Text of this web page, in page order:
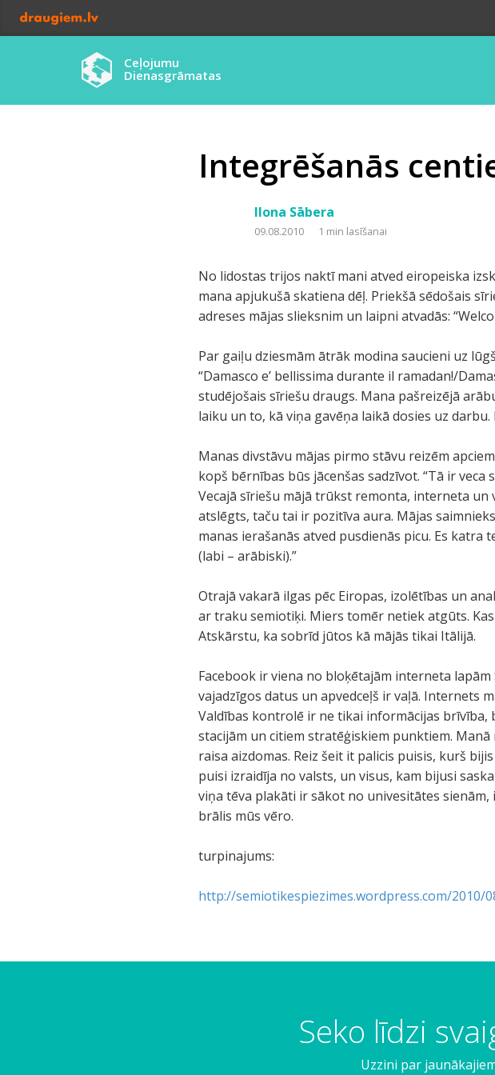
Ceļojumu
Dienasgrāmatas
Integrēšanās
Ilona Sābera
09.08.2010 1 min lasīšanai
No lidostas trijos naktī mani atved eiropeiska
mana apjukušā skatiena dēļ. Priekšā sēdošais
adreses mājas slieksnim un laipni atvadās:
Par gaiļu dziesmām ātrāk modina saucieni uz
“Damasco e’ bellissima durante il ramadan!/
studējošais sīriešu draugs. Mana pašreizējā
laiku un to, kā viņa gavēņa laikā dosies uz darbu.
Manas divstāvu mājas pirmo stāvu reizēm
kopš bērnības būs jācenšas sadzīvot. “Tā ir
Vecajā sīriešu mājā trūkst remonta, interneta
atslēgts, taču tai ir pozitīva aura. Mājas
manas ierašanās atved pusdienās picu. Es
(labi – arābiski).”
Otrajā vakarā ilgas pēc Eiropas, izolētības un
ar traku semiotiķi. Miers tomēr netiek atgūts.
Atskārstu, ka sobrīd jūtos kā mājās tikai Itālijā.
Facebook ir viena no bloķētajām interneta
vajadzīgos datus un apvedceļš ir vaļā. Internets
Valdības kontrolē ir ne tikai informācijas
stacijām un citiem stratēģiskiem punktiem.
raisa aizdomas. Reiz šeit it palicis puisis, kurš
puisi izraidīja no valsts, un visus, kam bijusi
viņa tēva plakāti ir sākot no univesitātes
brālis mūs vēro.
turpinajums:
http://semiotikespiezimes.wordpress.com/
Seko līdzi
Uzzini par